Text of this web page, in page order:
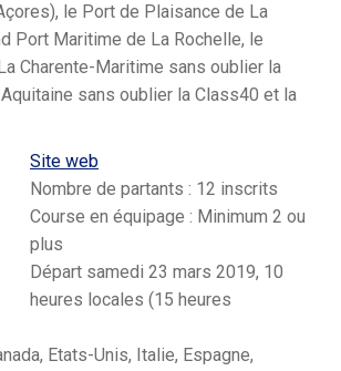
le Port de Plaisance de La
Port Maritime de La Rochelle, le
Charente-Maritime sans oublier la
sans oublier la Class40 et la
Site web
Nombre de partants : 12 inscrits
Course en équipage : Minimum 2 ou
plus
Départ samedi 23 mars 2019, 10
heures locales (15 heures
Etats-Unis, Italie, Espagne,